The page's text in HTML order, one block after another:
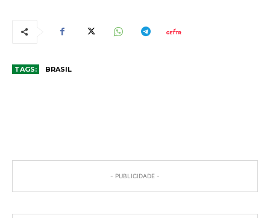
TAGS: BRASIL
- PUBLICIDADE -